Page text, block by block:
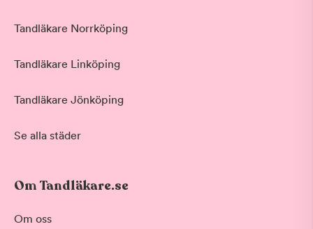
Behandling
Tandläkare Norrköping
Tandläkare Linköping
Tandläkare Jönköping
Se alla städer
Om Tandläkare.se
Om oss